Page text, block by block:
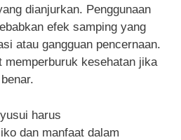
dianjurkan. Penggunaan
efek samping yang
atau gangguan pencernaan.
memperburuk kesehatan jika
harus
dan manfaat dalam